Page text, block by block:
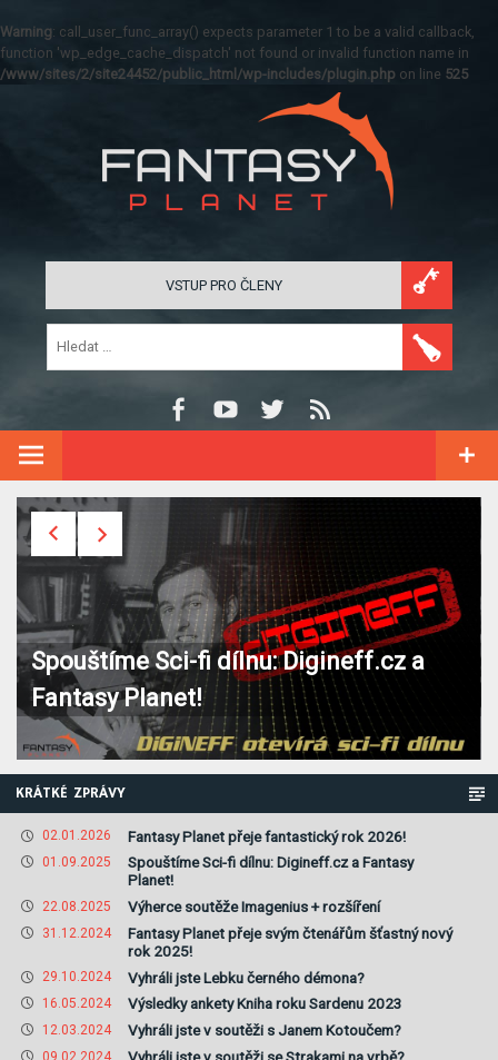
Warning: call_user_func_array() expects parameter 1 to be a valid callback,
function 'wp_edge_cache_dispatch' not found or invalid function name in
/www/sites/2/site24452/public_html/wp-includes/plugin.php on line 525
VSTUP PRO ČLENY
Spouštíme Sci-fi dílnu: Digineff.cz a
Fantasy Planet!
KRÁTKÉ ZPRÁVY
02.01.2026 Fantasy Planet přeje fantastický rok 2026!
01.09.2025
Spouštíme Sci-fi dílnu: Digineff.cz a Fantasy
Planet!
22.08.2025 Výherce soutěže Imagenius + rozšíření
31.12.2024
Fantasy Planet přeje svým čtenářům šťastný nový
rok 2025!
29.10.2024 Vyhráli jste Lebku černého démona?
16.05.2024 Výsledky ankety Kniha roku Sardenu 2023
12.03.2024 Vyhráli jste v soutěži s Janem Kotoučem?
09.02.2024